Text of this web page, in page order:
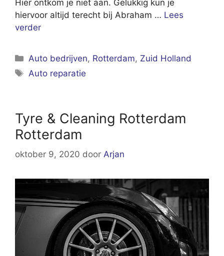
Hier ontkom je niet aan. Gelukkig kun je
hiervoor altijd terecht bij Abraham … Lees
verder
Categorieën
Auto bedrijven, Rotterdam, Zuid Holland
Tags
Auto reparatie
Tyre & Cleaning Rotterdam
Rotterdam
oktober 9, 2020 door Arjan